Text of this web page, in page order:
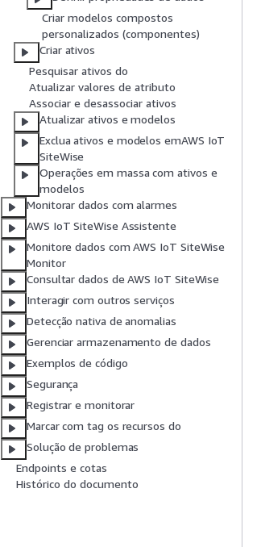
Criar modelos compostos
personalizados (componentes)
Criar ativos
Pesquisar ativos do
Atualizar valores de atributo
Associar e desassociar ativos
Atualizar ativos e modelos
Exclua ativos e modelos emAWS IoT
SiteWise
Operações em massa com ativos e
modelos
Monitorar dados com alarmes
AWS IoT SiteWise Assistente
Monitore dados com AWS IoT SiteWise
Monitor
Consultar dados de AWS IoT SiteWise
Interagir com outros serviços
Detecção nativa de anomalias
Gerenciar armazenamento de dados
Exemplos de código
Segurança
Registrar e monitorar
Marcar com tag os recursos do
Solução de problemas
Endpoints e cotas
Histórico do documento